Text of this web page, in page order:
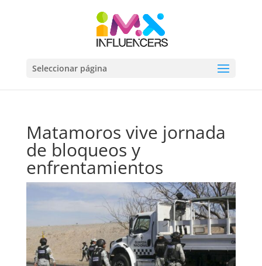
Seleccionar página
Matamoros vive jornada
de bloqueos y
enfrentamientos